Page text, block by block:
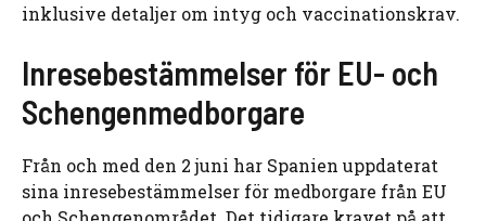
inklusive detaljer om intyg och vaccinationskrav.
Inresebestämmelser för EU- och
Schengenmedborgare
Från och med den 2 juni har Spanien uppdaterat
sina inresebestämmelser för medborgare från EU